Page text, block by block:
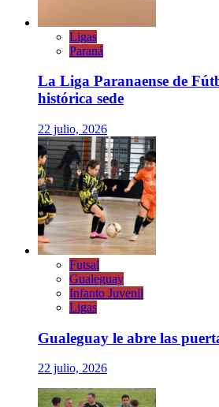
Ligas
Paraná
La Liga Paranaense de
histórica sede
22 julio, 2026
Futsal
Gualeguay
Infanto Juvenil
Ligas
Gualeguay le abre las
22 julio, 2026